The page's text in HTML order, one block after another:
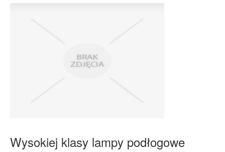
Wysokiej klasy lampy podłogowe